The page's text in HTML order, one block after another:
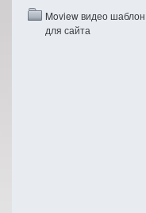
Moview видео шаблон
для сайта